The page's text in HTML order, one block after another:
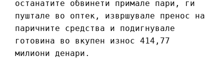
останатите обвинети примале пари, ги
пуштале во оптек, извршувале пренос на
паричните средства и подигнувале
готовина во вкупен износ 414,77
милиони денари.